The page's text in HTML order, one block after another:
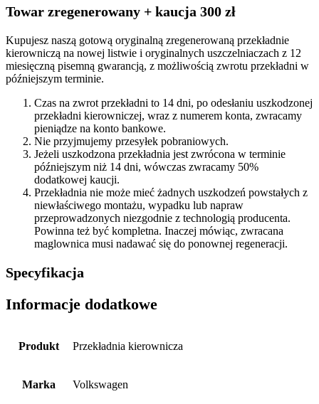
Towar zregenerowany + kaucja 300 zł
Kupujesz naszą gotową oryginalną zregenerowaną przekładnie
kierowniczą na nowej listwie i oryginalnych uszczelniaczach z 12
miesięczną pisemną gwarancją, z możliwością zwrotu przekładni w
późniejszym terminie.
Czas na zwrot przekładni to 14 dni, po odesłaniu uszkodzonej
przekładni kierowniczej, wraz z numerem konta, zwracamy
pieniądze na konto bankowe.
Nie przyjmujemy przesyłek pobraniowych.
Jeżeli uszkodzona przekładnia jest zwrócona w terminie
późniejszym niż 14 dni, wówczas zwracamy 50%
dodatkowej kaucji.
Przekładnia nie może mieć żadnych uszkodzeń powstałych z
niewłaściwego montażu, wypadku lub napraw
przeprowadzonych niezgodnie z technologią producenta.
Powinna też być kompletna. Inaczej mówiąc, zwracana
maglownica musi nadawać się do ponownej regeneracji.
Specyfikacja
Informacje dodatkowe
Produkt Przekładnia kierownicza
Marka Volkswagen